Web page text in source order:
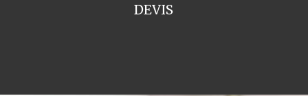
DEVIS